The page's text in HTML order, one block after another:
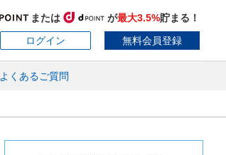
または が最大3.5%貯まる！
ログイン 無料会員登録
よくあるご質問